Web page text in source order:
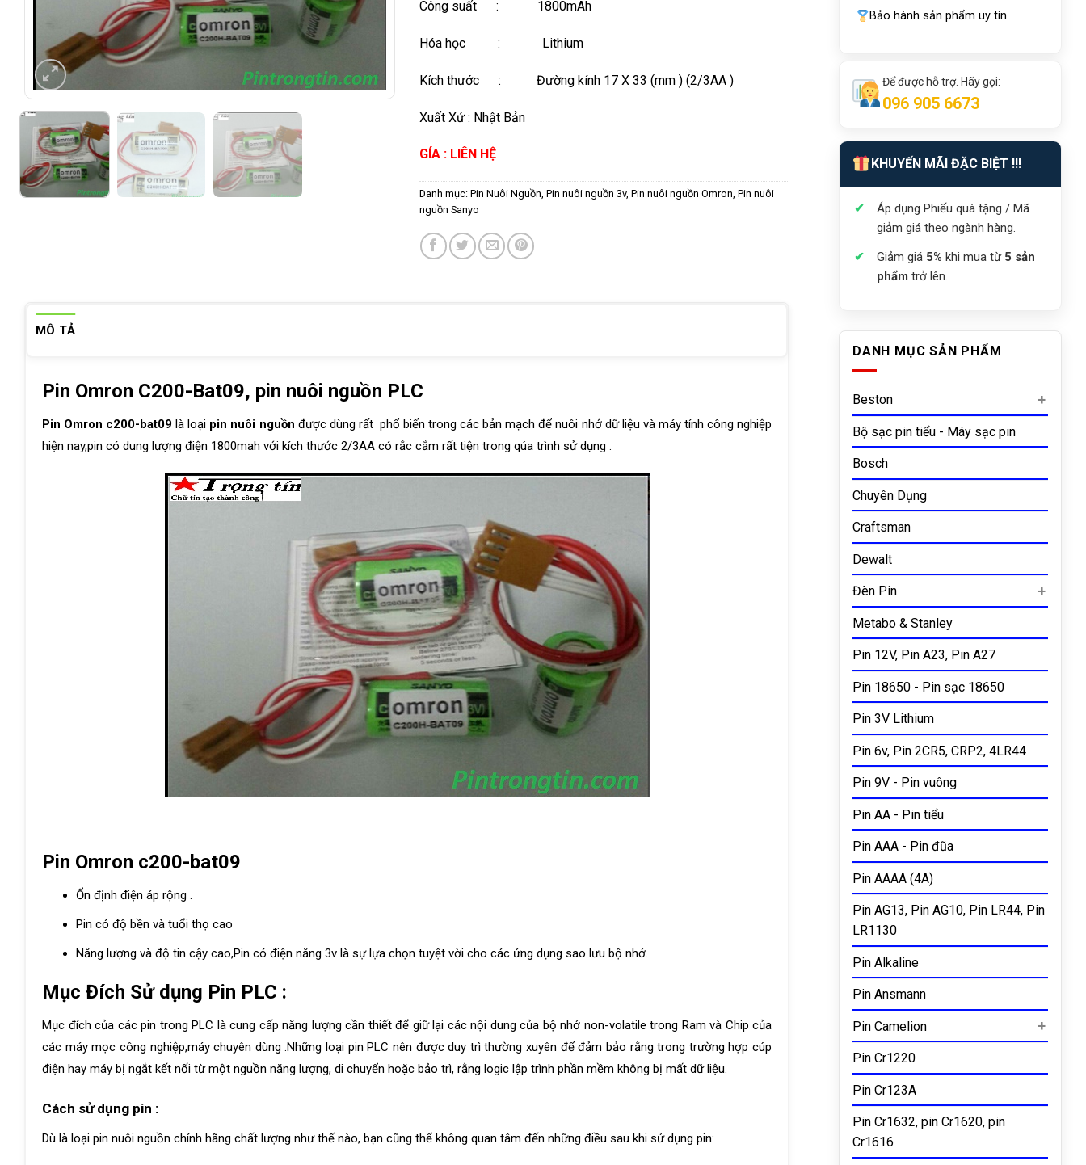
Bảo hành sản phẩm uy tín
Để được hỗ trợ. Hãy gọi:
096 905 6673
KHUYẾN MÃI ĐẶC BIỆT !!!
Áp dụng Phiếu quà tặng / Mã
giảm giá theo ngành hàng.
Giảm giá 5% khi mua từ 5 sản
phẩm trở lên.
DANH MỤC SẢN PHẨM
Beston
Bộ sạc pin tiểu - Máy sạc pin
Bosch
Chuyên Dụng
Craftsman
Dewalt
Đèn Pin
Metabo & Stanley
Pin 12V, Pin A23, Pin A27
Pin 18650 - Pin sạc 18650
Pin 3V Lithium
Pin 6v, Pin 2CR5, CRP2, 4LR44
Pin 9V - Pin vuông
Pin AA - Pin tiểu
Pin AAA - Pin đũa
Pin AAAA (4A)
Pin AG13, Pin AG10, Pin LR44, Pin
LR1130
Pin Alkaline
Pin Ansmann
Pin Camelion
Pin Cr1220
Pin Cr123A
Pin Cr1632, pin Cr1620, pin
Cr1616
Công suất : 1800mAh
Hóa học : Lithium
Kích thước : Đường kính 17 X 33 (mm ) (2/3AA )
Xuất Xứ : Nhật Bản
GÍA : LIÊN HỆ
Danh mục: Pin Nuôi Nguồn, Pin nuôi nguồn 3v, Pin nuôi nguồn Omron, Pin nuôi
nguồn Sanyo
MÔ TẢ
Pin Omron C200-Bat09, pin nuôi nguồn PLC
Pin Omron c200-bat09 là loại pin nuôi nguồn được dùng rất phổ biến trong các bản mạch để nuôi nhớ dữ liệu và máy tính công nghiệp
hiện nay,pin có dung lượng điện 1800mah với kích thước 2/3AA có rắc cắm rất tiện trong qúa trình sử dụng .
Pin Omron c200-bat09
Ổn định điện áp rộng .
Pin có độ bền và tuổi thọ cao
Năng lượng và độ tin cậy cao,Pin có điện năng 3v là sự lựa chọn tuyệt vời cho các ứng dụng sao lưu bộ nhớ.
Mục Đích Sử dụng Pin PLC :
Mục đích của các pin trong PLC là cung cấp năng lượng cần thiết để giữ lại các nội dung của bộ nhớ non-volatile trong Ram và Chip của
các máy mọc công nghiệp,máy chuyên dùng .Những loại pin PLC nên được duy trì thường xuyên để đảm bảo rằng trong trường hợp cúp
điện hay máy bị ngắt kết nối từ một nguồn năng lượng, di chuyển hoặc bảo trì, rằng logic lập trình phần mềm không bị mất dữ liệu.
Cách sử dụng pin :
Dù là loại pin nuôi nguồn chính hãng chất lượng như thế nào, bạn cũng thể không quan tâm đến những điều sau khi sử dụng pin: